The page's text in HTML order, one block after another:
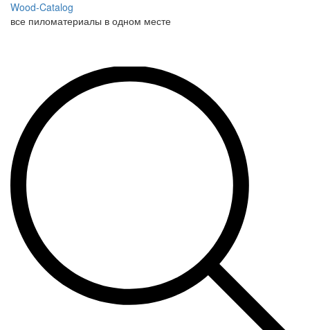
Wood-Catalog
все пиломатериалы в одном месте